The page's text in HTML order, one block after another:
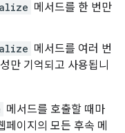
메서드를 한 번만
메서드를 여러 번
만 기억되고 사용됩니
메서드를 호출할 때마
이지의 모든 후속 메